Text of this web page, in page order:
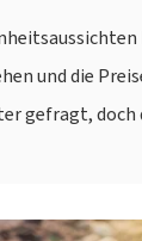
und die
gefragt, doch